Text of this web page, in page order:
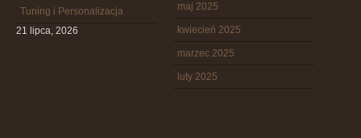
Tuning i Personalizacja
21 lipca, 2026
maj 2025
kwiecień 2025
marzec 2025
luty 2025